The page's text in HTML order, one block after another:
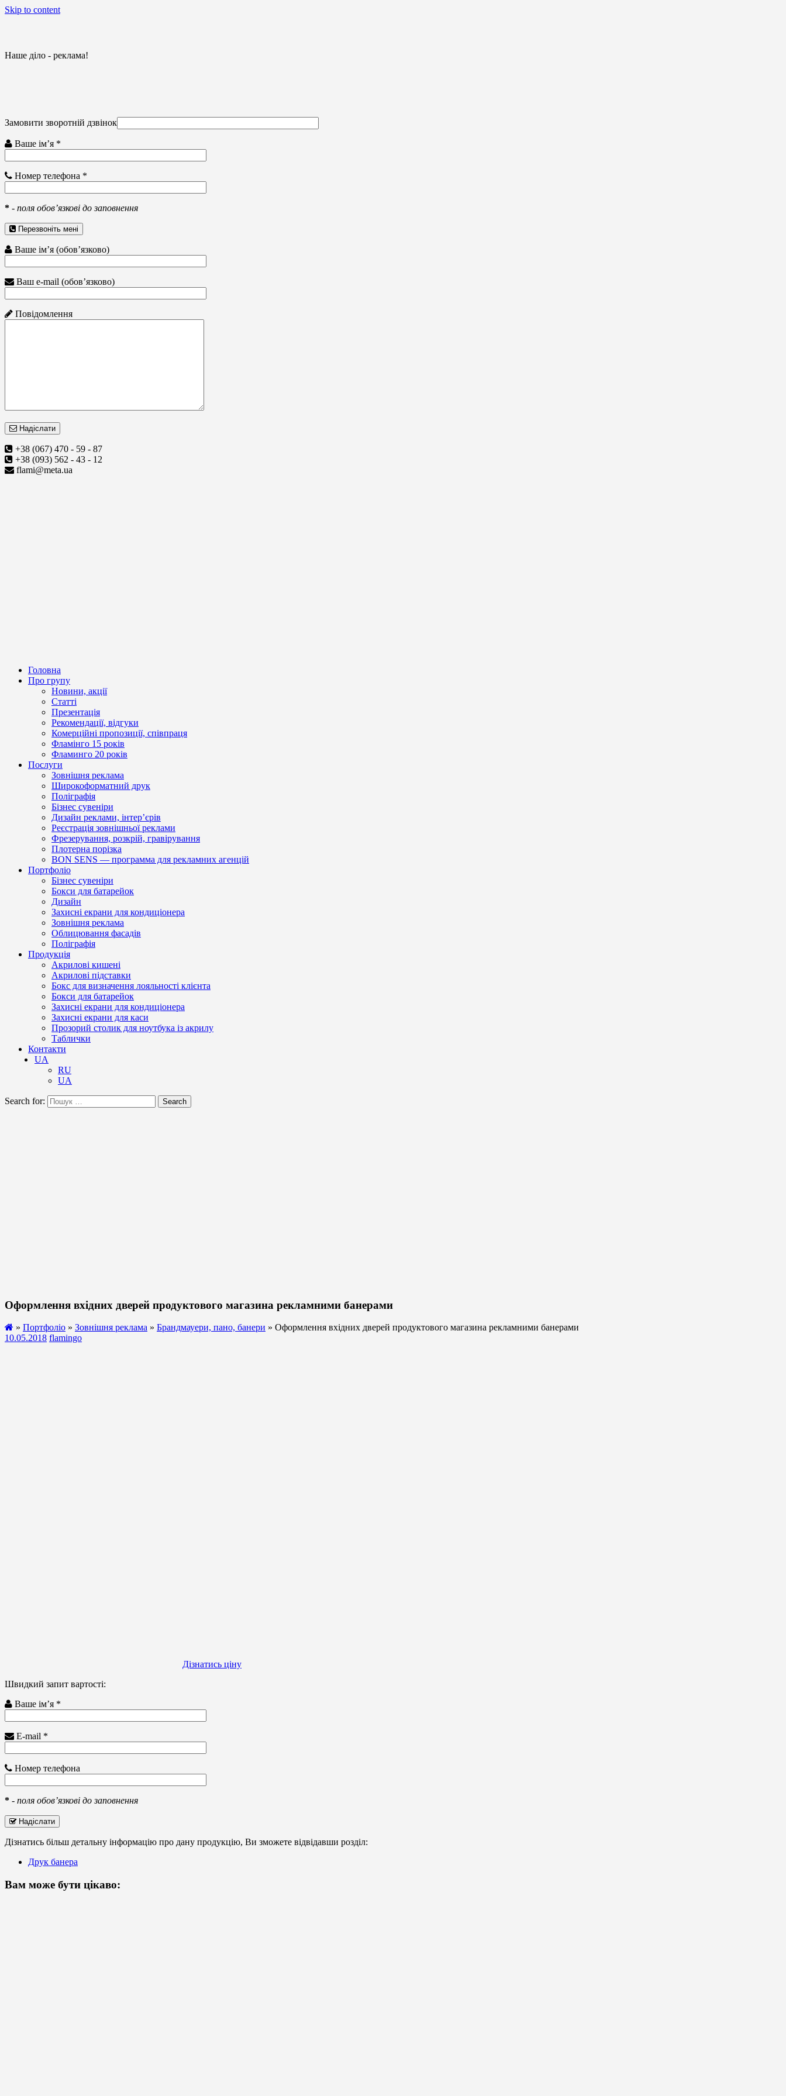
Skip to content
Наше діло - реклама!
Замовити зворотній дзвінок
Ваше ім’я *
Номер телефона *
* - поля обов’язкові до заповнення
Перезвоніть мені
Ваше ім’я (обов’язково)
Ваш e-mail (обов’язково)
Повідомлення
Надіслати
+38 (067) 470 - 59 - 87
+38 (093) 562 - 43 - 12
flami@meta.ua
Головна
Про групу
Новини, акції
Статті
Презентація
Рекомендації, відгуки
Комерційні пропозиції, співпраця
Фламінго 15 років
Фламинго 20 років
Послуги
Зовнішня реклама
Широкоформатний друк
Поліграфія
Бізнес сувеніри
Дизайн реклами, інтер’єрів
Реєстрація зовнішньої реклами
Фрезерування, розкрій, гравірування
Плотерна порізка
BON SENS — программа для рекламних агенцій
Портфоліо
Бізнес сувеніри
Бокси для батарейок
Дизайн
Захисні екрани для кондиціонера
Зовнішня реклама
Облицювання фасадів
Поліграфія
Продукція
Акрилові кишені
Акрилові підставки
Бокс для визначення лояльності клієнта
Бокси для батарейок
Захисні екрани для кондиціонера
Захисні екрани для каси
Прозорий столик для ноутбука із акрилу
Таблички
Контакти
UA
RU
UA
Search for: Search
Оформлення вхідних дверей продуктового магазина рекламними банерами
» Портфоліо » Зовнішня реклама » Брандмауери, пано, банери » Оформлення вхідних дверей продуктового магазина рекламними банерами
10.05.2018 flamingo
Дізнатись ціну
Швидкий запит вартості:
Ваше ім’я *
E-mail *
Номер телефона
* - поля обов’язкові до заповнення
Надіслати
Дізнатись більш детальну інформацію про дану продукцію, Ви зможете відвідавши розділ:
Друк банера
Вам може бути цікаво: